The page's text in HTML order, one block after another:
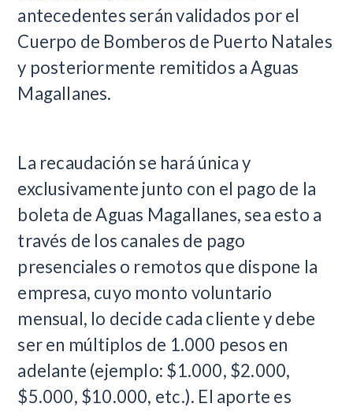
antecedentes serán validados por el
Cuerpo de Bomberos de Puerto Natales
y posteriormente remitidos a Aguas
Magallanes.
La recaudación se hará única y
exclusivamente junto con el pago de la
boleta de Aguas Magallanes, sea esto a
través de los canales de pago
presenciales o remotos que dispone la
empresa, cuyo monto voluntario
mensual, lo decide cada cliente y debe
ser en múltiplos de 1.000 pesos en
adelante (ejemplo: $1.000, $2.000,
$5.000, $10.000, etc.). El aporte es